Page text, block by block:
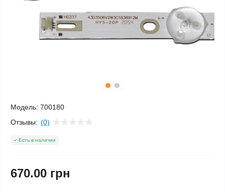
Модель: 700180
Отзывы: (0)
Есть в наличии
670.00 грн